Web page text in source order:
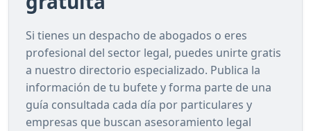
Si tienes un despacho de abogados o eres
profesional del sector legal, puedes unirte gratis
a nuestro directorio especializado. Publica la
información de tu bufete y forma parte de una
guía consultada cada día por particulares y
empresas que buscan asesoramiento legal